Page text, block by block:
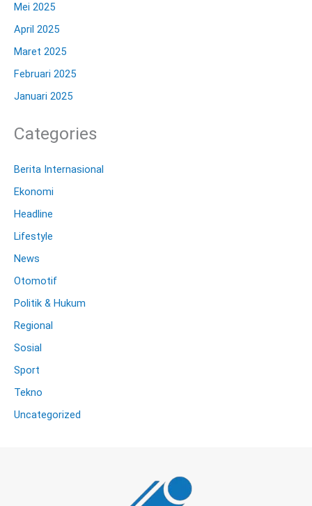
Mei 2025
April 2025
Maret 2025
Februari 2025
Januari 2025
Categories
Berita Internasional
Ekonomi
Headline
Lifestyle
News
Otomotif
Politik & Hukum
Regional
Sosial
Sport
Tekno
Uncategorized